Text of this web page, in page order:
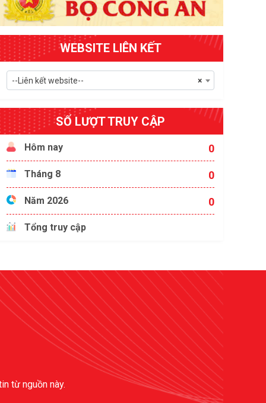
WEBSITE LIÊN KẾT
×
--Liên kết website--
SỐ LƯỢT TRUY CẬP
Hôm nay 0
Tháng 8 0
Năm 2026 0
Tổng truy cập
từ nguồn này.